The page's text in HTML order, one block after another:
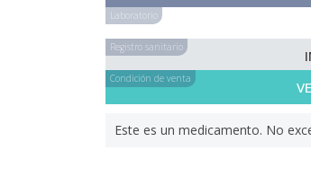
Laboratorio
Registro sanitario
Condición de venta
Este es un medicamento. No